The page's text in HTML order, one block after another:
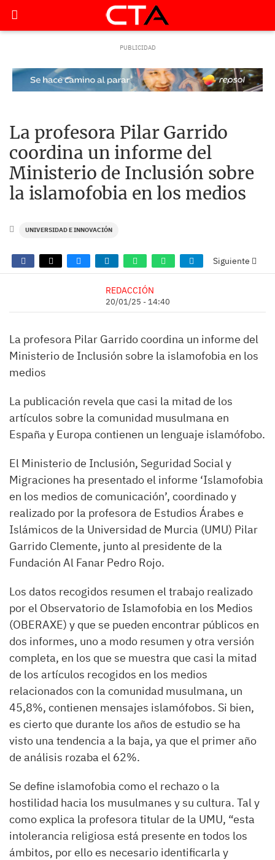
La profesora Pilar Garrido
coordina un informe del
Ministerio de Inclusión sobre
la islamofobia en los medios
UNIVERSIDAD E INNOVACIÓN
Siguiente
REDACCIÓN
20/01/25 - 14:40
La profesora Pilar Garrido coordina un informe del
Ministerio de Inclusión sobre la islamofobia en los
medios
La publicación revela que casi la mitad de los
artículos sobre la comunidad musulmana en
España y Europa contienen un lenguaje islamófobo.
El Ministerio de Inclusión, Seguridad Social y
Migraciones ha presentado el informe ‘Islamofobia
en los medios de comunicación’, coordinado y
realizado por la profesora de Estudios Árabes e
Islámicos de la Universidad de Murcia (UMU) Pilar
Garrido Clemente, junto al presidente de la
Fundación Al Fanar Pedro Rojo.
Los datos recogidos resumen el trabajo realizado
por el Observatorio de Islamofobia en los Medios
(OBERAXE) y que se pueden encontrar públicos en
dos informes, uno a modo resumen y otra versión
completa, en los que se muestra que casi la mitad
de los artículos recogidos en los medios
relacionados con la comunidad musulmana, un
45,8%, contienen mensajes islamófobos. Si bien,
es cierto que durante los años de estudio se ha
visto una tendencia a la baja, ya que el primer año
de análisis rozaba el 62%.
Se define islamofobia como el rechazo o la
hostilidad hacia los musulmanes y su cultura. Tal y
como explica la profesora titular de la UMU, “esta
intolerancia religiosa está presente en todos los
ámbitos, por ello es necesario identificarla y